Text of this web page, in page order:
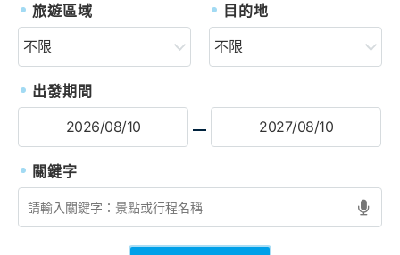
旅遊區域 目的地
出發期間